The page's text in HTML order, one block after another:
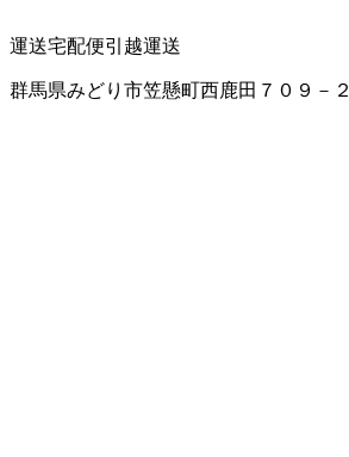
運送宅配便引越運送
群馬県みどり市笠懸町西鹿田７０９－２